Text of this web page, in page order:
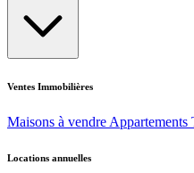
Ventes Immobilières
Maisons à vendre Appartements
Locations annuelles